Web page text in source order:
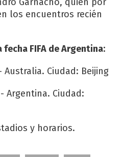
Garnacho, quién por
los encuentros recién
FIFA de Argentina:
Ciudad: Beijing
Argentina. Ciudad:
y horarios.